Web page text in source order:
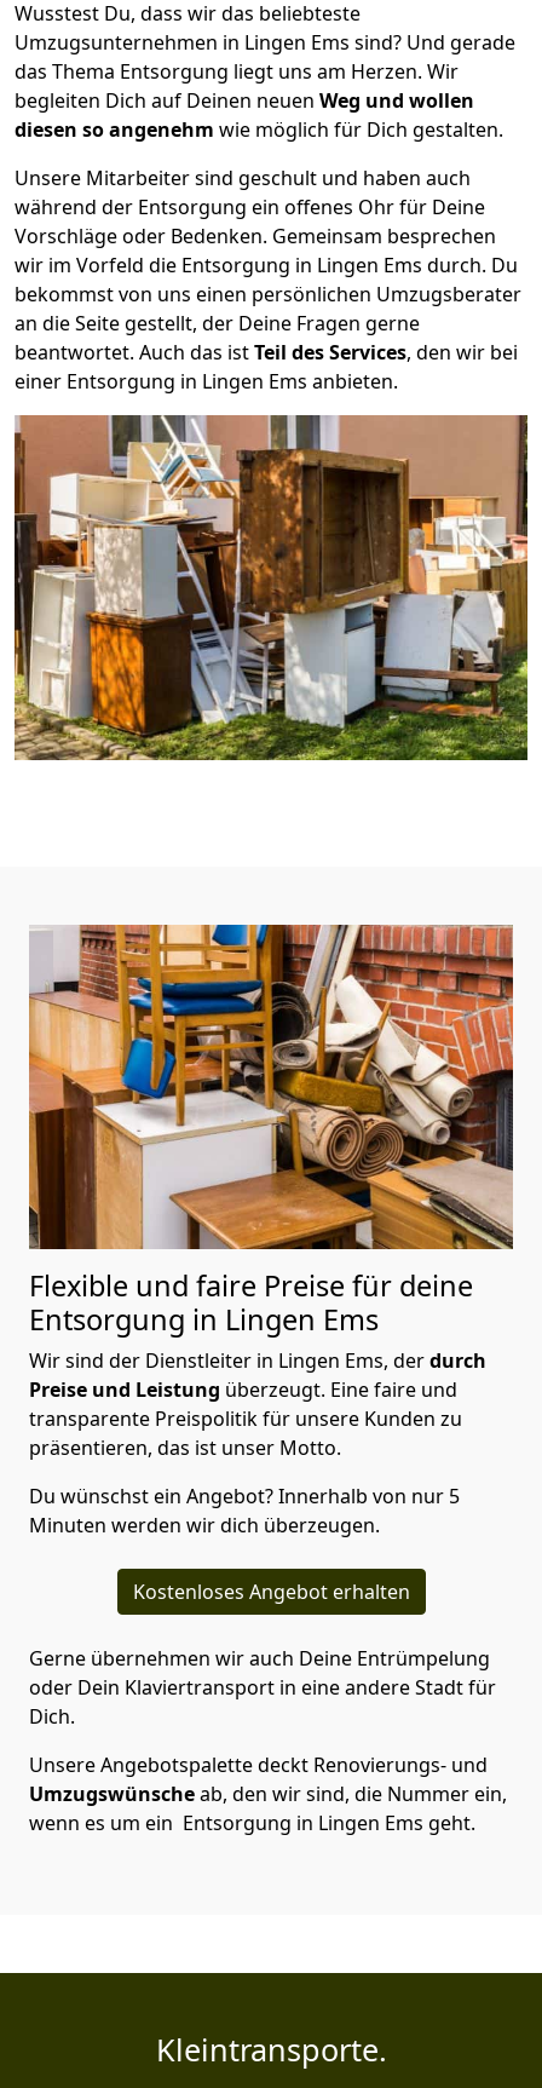
Wusstest Du, dass wir das beliebteste
Umzugsunternehmen in Lingen Ems sind? Und gerade
das Thema Entsorgung liegt uns am Herzen. Wir
begleiten Dich auf Deinen neuen Weg und wollen
diesen so angenehm wie möglich für Dich gestalten.
Unsere Mitarbeiter sind geschult und haben auch
während der Entsorgung ein offenes Ohr für Deine
Vorschläge oder Bedenken. Gemeinsam besprechen
wir im Vorfeld die Entsorgung in Lingen Ems durch. Du
bekommst von uns einen persönlichen Umzugsberater
an die Seite gestellt, der Deine Fragen gerne
beantwortet. Auch das istTeil des Services, den wir bei
einer Entsorgung in Lingen Ems anbieten.
Flexible und faire Preise für deine
Entsorgung in Lingen Ems
Wir sind der Dienstleiter in Lingen Ems, derdurch
Preise und Leistung überzeugt. Eine faire und
transparente Preispolitik für unsere Kunden zu
präsentieren, das ist unser Motto.
Du wünschst ein Angebot? Innerhalb von nur 5
Minuten werden wir dich überzeugen.
Kostenloses Angebot erhalten
Gerne übernehmen wir auch Deine Entrümpelung
oder Dein Klaviertransport in eine andere Stadt für
Dich.
Unsere Angebotspalette deckt Renovierungs- und
Umzugswünscheab, den wir sind, die Nummer ein,
wenn es um ein Entsorgung in Lingen Ems geht.
Kleintransporte.